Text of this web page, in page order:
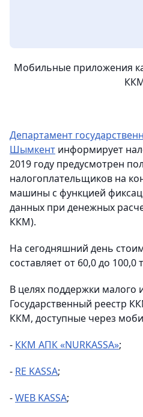
Мобильные приложения
Департамент
Шымкент информирует
2019 году предусмотрен
налогоплательщиков на
машины с функцией
данных при денежных
ККМ).
На сегодняшний день
составляет от 60,0 до 100,0
В целях поддержки малого
Государственный реестр
ККМ, доступные через
- ККМ АПК «NURKASSA»;
- RE KASSA;
-WEB KASSA;